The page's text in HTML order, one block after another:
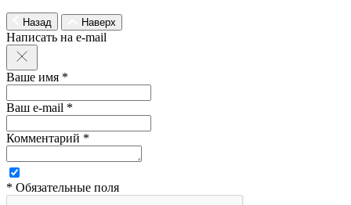
Назад Наверх
Написать на e-mail
Ваше имя *
Ваш e-mail *
Комментарий *
* Обязательные поля